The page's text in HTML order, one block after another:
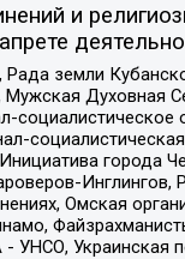
и
Рада земли
Духовная
города
Омская
Украинская